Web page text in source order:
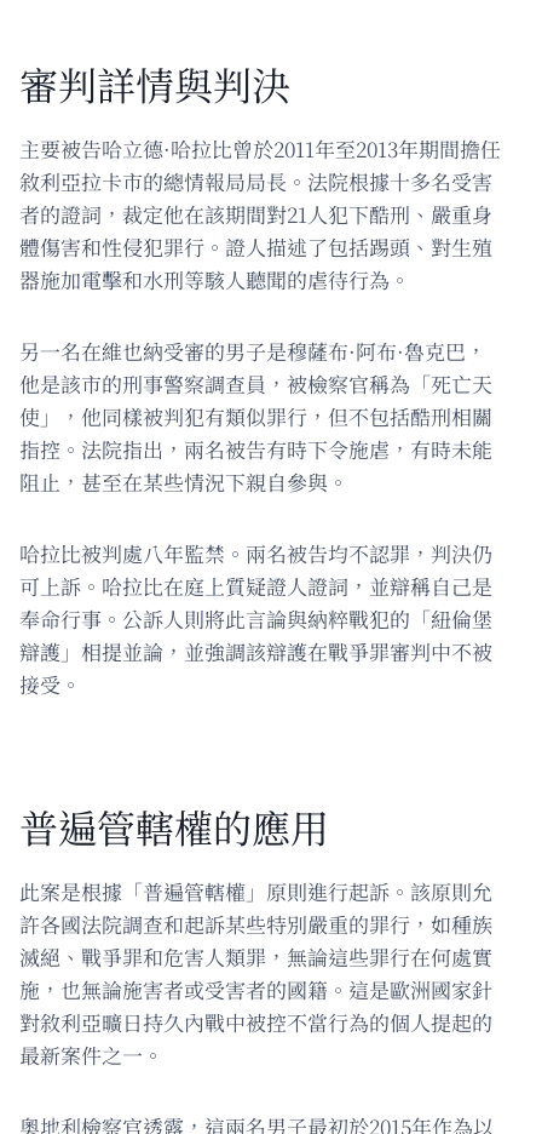
審判詳情與判決
主要被告哈立德·哈拉比曾於2011年至2013年期間擔任
敘利亞拉卡市的總情報局局長。法院根據十多名受害
者的證詞，裁定他在該期間對21人犯下酷刑、嚴重身
體傷害和性侵犯罪行。證人描述了包括踢頭、對生殖
器施加電擊和水刑等駭人聽聞的虐待行為。
另一名在維也納受審的男子是穆薩布·阿布·魯克巴，
他是該市的刑事警察調查員，被檢察官稱為「死亡天
使」，他同樣被判犯有類似罪行，但不包括酷刑相關
指控。法院指出，兩名被告有時下令施虐，有時未能
阻止，甚至在某些情況下親自參與。
哈拉比被判處八年監禁。兩名被告均不認罪，判決仍
可上訴。哈拉比在庭上質疑證人證詞，並辯稱自己是
奉命行事。公訴人則將此言論與納粹戰犯的「紐倫堡
辯護」相提並論，並強調該辯護在戰爭罪審判中不被
接受。
普遍管轄權的應用
此案是根據「普遍管轄權」原則進行起訴。該原則允
許各國法院調查和起訴某些特別嚴重的罪行，如種族
滅絕、戰爭罪和危害人類罪，無論這些罪行在何處實
施，也無論施害者或受害者的國籍。這是歐洲國家針
對敘利亞曠日持久內戰中被控不當行為的個人提起的
最新案件之一。
奧地利檢察官透露，這兩名男子最初於2015年作為以